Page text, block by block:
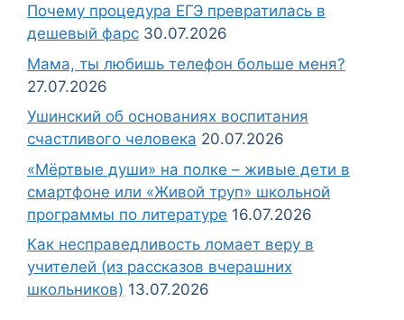
Почему процедура ЕГЭ превратилась в
дешевый фарс 30.07.2026
Мама, ты любишь телефон больше меня?
27.07.2026
Ушинский об основаниях воспитания
счастливого человека 20.07.2026
«Мёртвые души» на полке – живые дети в
смартфоне или «Живой труп» школьной
программы по литературе 16.07.2026
Как несправедливость ломает веру в
учителей (из рассказов вчерашних
школьников) 13.07.2026